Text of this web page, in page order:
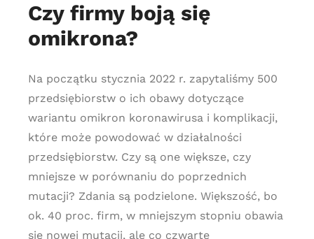
Czy firmy boją się
omikrona?
Na początku stycznia 2022 r. zapytaliśmy 500
przedsiębiorstw o ich obawy dotyczące
wariantu omikron koronawirusa i komplikacji,
które może powodować w działalności
przedsiębiorstw. Czy są one większe, czy
mniejsze w porównaniu do poprzednich
mutacji? Zdania są podzielone. Większość, bo
ok. 40 proc. firm, w mniejszym stopniu obawia
się nowej mutacji, ale co czwarte